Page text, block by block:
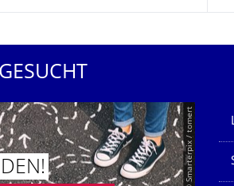
© Smarterpix / tomert